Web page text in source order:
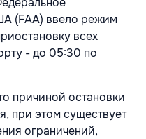
(FAA) ввело режим
всех
- до 05:30 по
причиной остановки
при этом существует
ограничений,